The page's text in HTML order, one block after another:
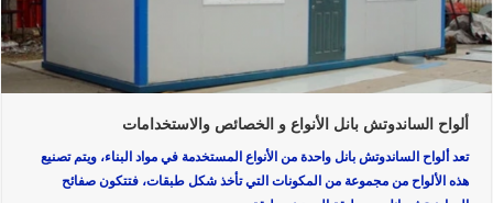
ألواح الساندوتش بانل الأنواع و الخصائص والاستخدامات
تعد ألواح الساندوتش بانل واحدة من الأنواع المستخدمة في مواد البناء، ويتم تصنيع
هذه الألواح من مجموعة من المكونات التي تأخذ شكل طبقات، فتتكون صفائح